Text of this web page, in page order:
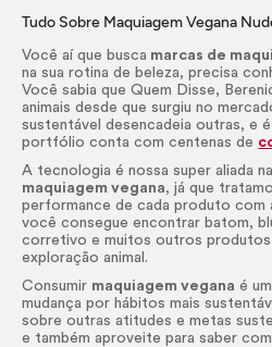
Tudo Sobre Maquiagem Vegana
Você aí que busca marcas de
na sua rotina de beleza, precisa
Você sabia que Quem Disse,
animais desde que surgiu no
sustentável desencadeia outras, e
portfólio conta com centenas de
A tecnologia é nossa super aliada
maquiagem vegana, já que
performance de cada produto com
você consegue encontrar batom,
corretivo e muitos outros produtos
exploração animal.
Consumir maquiagem vegana é
mudança por hábitos mais
sobre outras atitudes e metas
e também aproveite para saber